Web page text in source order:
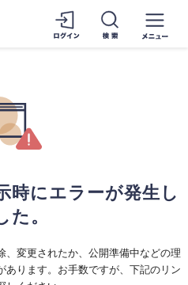
時にエラーが発生し
た。
、変更されたか、公開準備中などの理
あります。お手数ですが、下記のリン